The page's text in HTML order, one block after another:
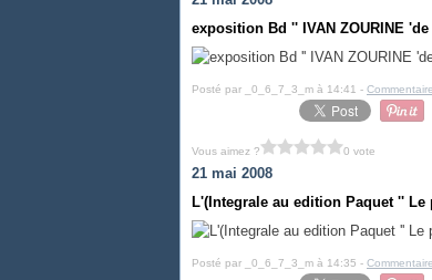
exposition Bd '' IVAN ZOURINE
Posté par _0_6_7_3_m à 14:41 -
Vous aimez ? 0 vote
21 mai 2008
L'(Integrale au edition Paquet '' Le
Posté par _0_6_7_3_m à 14:35 -